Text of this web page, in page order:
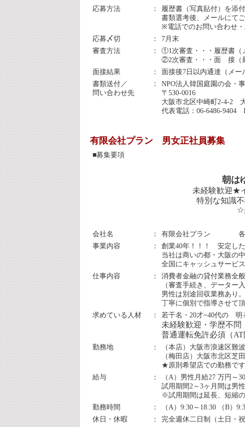
応募方法
：
履歴書（写真貼付）を添
書類選考後、メールにて
※電話でのお問い合わせ・
応募〆切
：
7月末
審査方法
：
①1次審査・・・履歴書（
②2次審査・・・面 接（
面接結果
：
面接後7日以内通達（メー
書類送付／
問い合わせ先
：
NPO法人韓国庭園の会・
〒530-0016
大阪市北区中崎町2-4-2
代表電話：06-6486-
有限会社プラン 男女正社員募集
■募集要項
朝は
未経験歓迎★
特別な知識
☆
会社名 ：
有限会社プラン 各店
事業内容
：
創業40年！！！ 安定した
当社は商いの都・大阪の
全国にキャッシュサービ
仕事内容
：
消費者金融の貸付業務全
（審査手続き、データー
男性は別途回収業務あり
丁寧に個別で指導させて頂
求めている人材
： 若干名・20才~40代の 明
未経験歓迎・学歴不問
普通運転免許必須（AT
勤務地 ：
（本店）大阪市浪速区
（梅田店）大阪市北区芝
★原則希望店での勤務で
給与
：
（A）男性月給27 万円～
試用期間2～3ヶ月間は男
※試用期間は延長、短縮
勤務時間
：
（A）9:30～18:30 （B）
休日・休暇
：
完全週休二日制（土日・